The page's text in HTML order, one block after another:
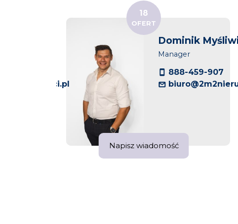
Dominik
Manager
888-459-907
18
OFERT
Napisz wiadomość